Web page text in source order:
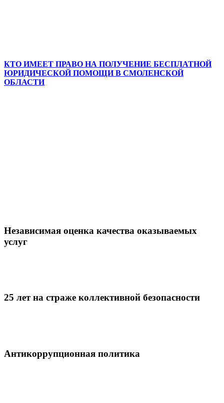
КТО ИМЕЕТ ПРАВО НА ПОЛУЧЕНИЕ БЕСПЛАТНОЙ
ЮРИДИЧЕСКОЙ ПОМОЩИ В СМОЛЕНСКОЙ
ОБЛАСТИ
Независимая оценка качества оказываемых
услуг
25 лет на страже коллективной безопасности
Антикоррупционная политика